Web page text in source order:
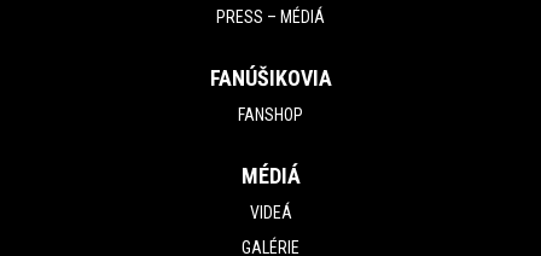
PRESS – MÉDIÁ
FANÚŠIKOVIA
FANSHOP
MÉDIÁ
VIDEÁ
GALÉRIE